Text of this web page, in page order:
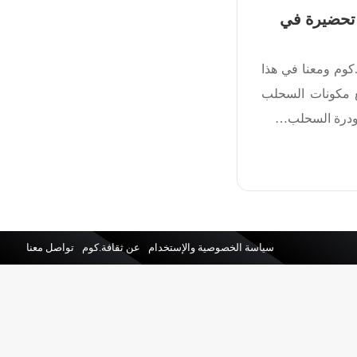
في
ومعنا في هذا
مكونات السحلب
السحلب…
سياسة الخصوصية والإستخدام عن ثقافة.كوم تواصل معنا